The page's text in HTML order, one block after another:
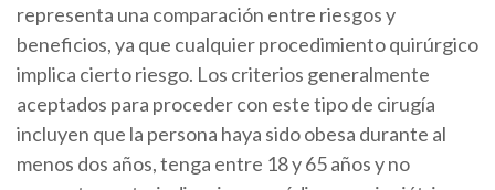
representa una comparación entre riesgos y
beneficios, ya que cualquier procedimiento quirúrgico
implica cierto riesgo. Los criterios generalmente
aceptados para proceder con este tipo de cirugía
incluyen que la persona haya sido obesa durante al
menos dos años, tenga entre 18 y 65 años y no